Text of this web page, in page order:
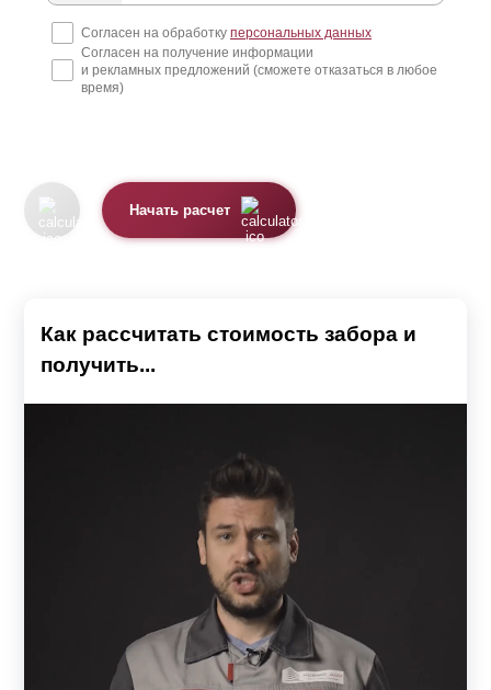
Согласен на обработку персональных данных
Согласен на получение информации
и рекламных предложений (сможете отказаться в любое
время)
Начать расчет
Как рассчитать стоимость забора и
получить...